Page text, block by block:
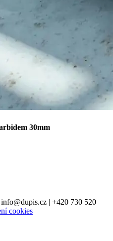
30mm
info@dupis.cz | +420 730 520
cookies